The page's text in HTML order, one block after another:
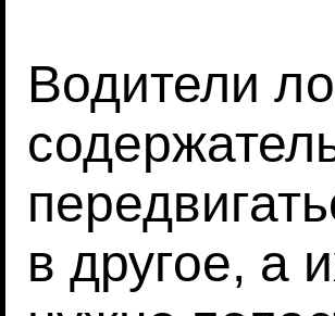
Водители
в другое, а